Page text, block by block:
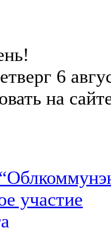
6
на
участие